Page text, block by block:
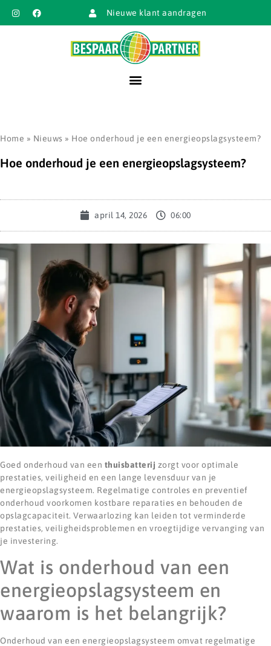
Nieuwe klant aandragen
Home » Nieuws » Hoe onderhoud je een energieopslagsysteem?
Hoe onderhoud je een energieopslagsysteem?
april 14, 2026 06:00
Goed onderhoud van een thuisbatterij zorgt voor optimale
prestaties, veiligheid en een lange levensduur van je
energieopslagsysteem. Regelmatige controles en preventief
onderhoud voorkomen kostbare reparaties en behouden de
opslagcapaciteit. Verwaarlozing kan leiden tot verminderde
prestaties, veiligheidsproblemen en vroegtijdige vervanging van
je investering.
Wat is onderhoud van een
energieopslagsysteem en
waarom is het belangrijk?
Onderhoud van een energieopslagsysteem omvat regelmatige